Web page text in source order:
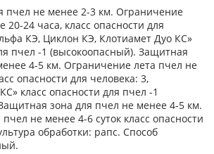
пчел не менее 2-3 км. Ограничение
20-24 часа, класс опасности для
КЭ, Циклон КЭ, Клотиамет Дуо КС»
пчел -1 (высокоопасный). Защитная
4-5 км. Ограничение лета пчел не
опасности для человека: 3,
класс опасности для пчел -1
зона для пчел не менее 4-5 км.
не менее 4-6 суток класс опасности
обработки: рапс. Способ